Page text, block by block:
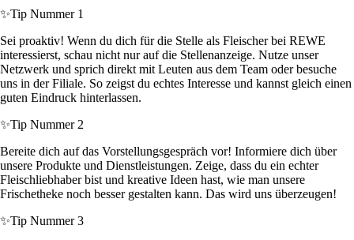
✨Tip Nummer 1
Sei proaktiv! Wenn du dich für die Stelle als Fleischer bei REWE
interessierst, schau nicht nur auf die Stellenanzeige. Nutze unser
Netzwerk und sprich direkt mit Leuten aus dem Team oder besuche
uns in der Filiale. So zeigst du echtes Interesse und kannst gleich einen
guten Eindruck hinterlassen.
✨Tip Nummer 2
Bereite dich auf das Vorstellungsgespräch vor! Informiere dich über
unsere Produkte und Dienstleistungen. Zeige, dass du ein echter
Fleischliebhaber bist und kreative Ideen hast, wie man unsere
Frischetheke noch besser gestalten kann. Das wird uns überzeugen!
✨Tip Nummer 3